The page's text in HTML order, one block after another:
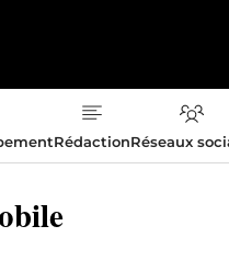
RédactionRéseaux